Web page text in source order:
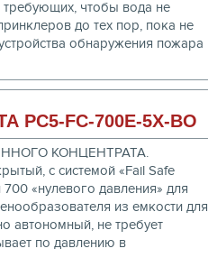
требующих, чтобы вода не
до тех пор, пока не
обнаружения пожара
FC-700E-5X-BO
КОНЦЕНТРАТА.
с системой «Fail Safe
«нулевого давления» для
из емкости для
автономный, не требует
по давлению в